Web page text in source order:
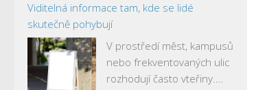
Viditelná informace tam, kde se lidé
skutečně pohybují
V prostředí měst, kampusů
nebo frekventovaných ulic
rozhodují často vteřiny.…